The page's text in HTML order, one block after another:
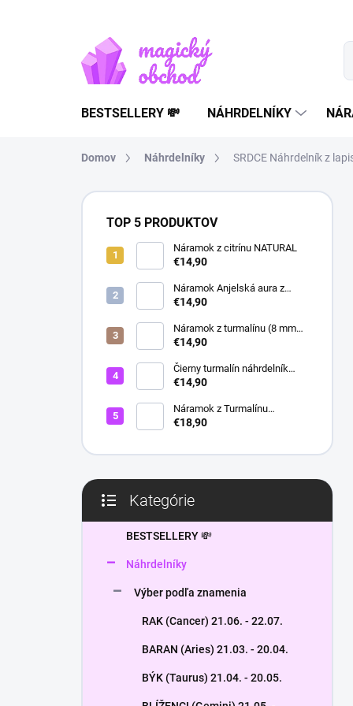
BESTSELLERY 💸 NÁHRDELNÍKY
Domov Náhrdelníky SRDCE Náhrdelník z
B
TOP 5 PRODUKTOV
Náramok z citrínu NATURAL
€14,90
Náramok Anjelská aura z
horského krištáľu | liečivý
€14,90
Náramok z turmalínu (8 mm
guľôčky) - Ochranný kameň
€14,90
Čierny turmalín náhrdelník
HEXAGON
€14,90
Náramok z Turmalínu
NATURAL - ochranný kameň
€18,90
kategórie
Kategórie
BESTSELLERY 💸
Náhrdelníky
Výber podľa znamenia
RAK (Cancer) 21.06. - 22.07.
BARAN (Aries) 21.03. - 20.04.
BÝK (Taurus) 21.04. - 20.05.